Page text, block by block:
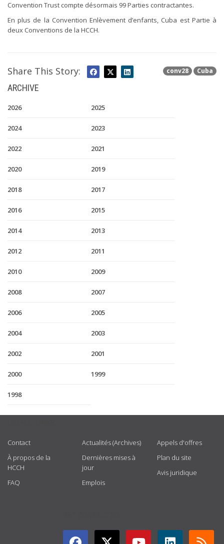
Convention Trust compte désormais 99 Parties contractantes.
En plus de la Convention Enlèvement d’enfants, Cuba est Partie à
deux Conventions de la HCCH.
conv28 Cuba
Share This Story:
ARCHIVE
2026 2025
2024 2023
2022 2021
2020 2019
2018 2017
2016 2015
2014 2013
2012 2011
2010 2009
2008 2007
2006 2005
2004 2003
2002 2001
2000 1999
1998
Contact
À propos de la
HCCH
FAQ
Actualités (Archives)
Dernières mises à
jour
Emplois
Appels d'offres
Plan du site
Avis juridique